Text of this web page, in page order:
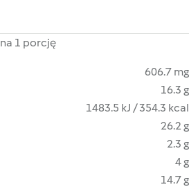
na 1 porcję
606.7 mg
16.3 g
1483.5 kJ / 354.3 kcal
26.2 g
2.3 g
4 g
14.7 g